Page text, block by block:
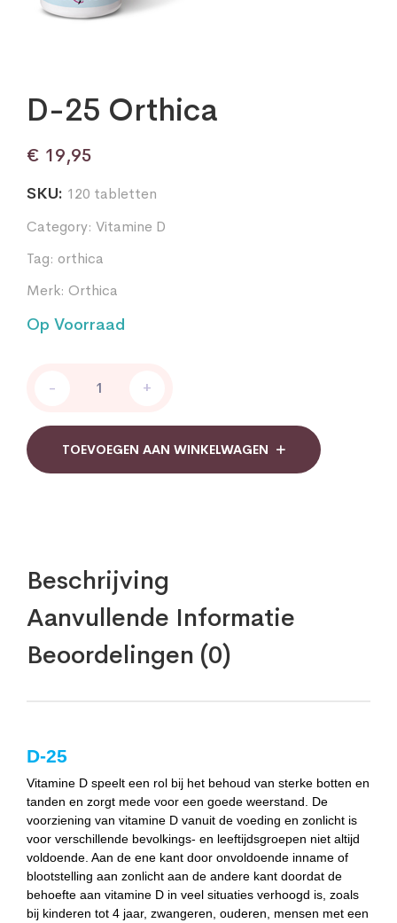
D-25 Orthica
€ 19,95
SKU: 120 tabletten
Category: Vitamine D
Tag: orthica
Merk: Orthica
Op Voorraad
quantity
- +
TOEVOEGEN AAN WINKELWAGEN
Beschrijving
Aanvullende Informatie
Beoordelingen (0)
D-25
Vitamine D speelt een rol bij het behoud van sterke botten en
tanden en zorgt mede voor een goede weerstand. De
voorziening van vitamine D vanuit de voeding en zonlicht is
voor verschillende bevolkings- en leeftijdsgroepen niet altijd
voldoende. Aan de ene kant door onvoldoende inname of
blootstelling aan zonlicht aan de andere kant doordat de
behoefte aan vitamine D in veel situaties verhoogd is, zoals
bij kinderen tot 4 jaar, zwangeren, ouderen, mensen met een